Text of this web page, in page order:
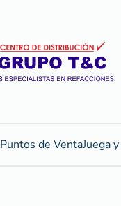
Puntos de VentaJuega